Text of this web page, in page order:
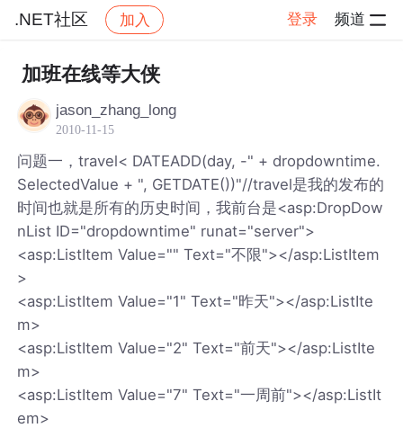
.NET社区 加入 登录 频道
社区 .NET社区
加班在线等大侠
jason_zhang_long
2010-11-15
问题一，travel< DATEADD(day, -" + dropdowntime.
SelectedValue + ", GETDATE())"//travel是我的发布的
时间也就是所有的历史时间，我前台是<asp:DropDow
nList ID="dropdowntime" runat="server">
<asp:ListItem Value="" Text="不限"></asp:ListItem
>
<asp:ListItem Value="1" Text="昨天"></asp:ListIte
m>
<asp:ListItem Value="2" Text="前天"></asp:ListIte
m>
<asp:ListItem Value="7" Text="一周前"></asp:ListIt
em>